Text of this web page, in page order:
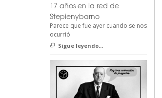
17 años en la red de
Stepienybarno
Parece que fue ayer cuando se nos
ocurrió
Sigue leyendo...